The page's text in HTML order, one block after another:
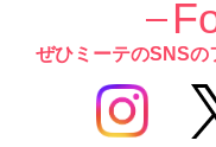
ぜひミーテのSNSの